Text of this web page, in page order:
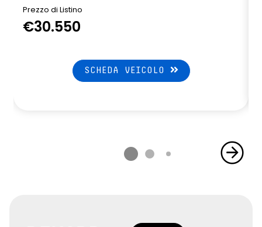
Prezzo di Listino
€30.550
SCHEDA VEICOLO